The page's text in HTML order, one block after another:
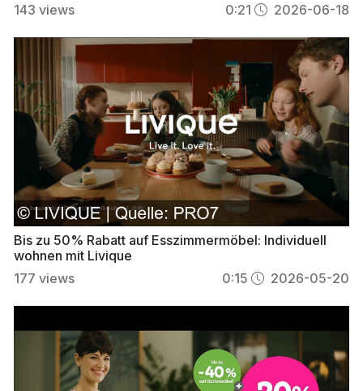
143 views 0:21 2026-06-18
Bis zu 50% Rabatt auf Esszimmermöbel: Individuell
wohnen mit Livique
177 views 0:15 2026-05-20